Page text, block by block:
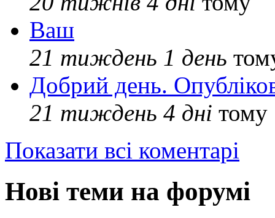
Ваш
21 тиждень 1 день
Добрий день.
21 тиждень 4 дні тому
Показати всі коментарі
Нові теми на форумі